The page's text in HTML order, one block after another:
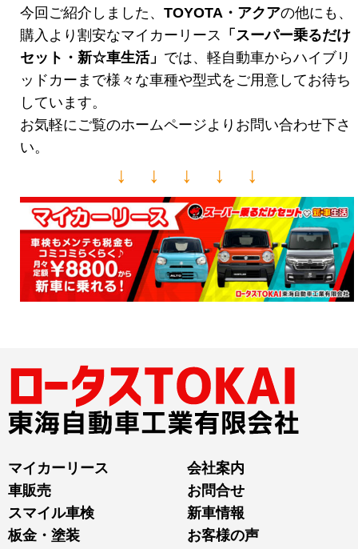
今回ご紹介しました、 TOYOTA・アクアの他にも、
購入より割安なマイカーリース 「スーパー乗るだけ
セット・新☆車生活」 では、軽自動車からハイブリ
ッドカーまで様々な車種や型式をご用意してお待ち
しています。
お気軽にご覧のホームページよりお問い合わせ下さ
い。
↓ ↓ ↓ ↓ ↓
マイカーリース
車販売
スマイル車検
板金・塗装
会社案内
お問合せ
新車情報
お客様の声